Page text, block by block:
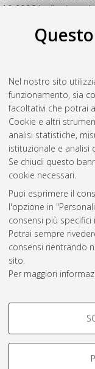
Nel nostro sito
funzionamento, sia
facoltativi che potrai
Cookie e altri
analisi statistiche,
istituzionale e
Se chiudi questo
cookie necessari.
Puoi esprimere il
l'opzione in
consensi più
Potrai sempre
consensi rientrando
sito.
Per maggiori
COOKIE DI
Si tratta di cookie
navigazione degli
10.6092/unibo/
Siino, Antonia
sistemi relazionali.
,
Università di
ricerca sociale, 30
10.6092/unibo/
Questa lista e'
Atom
Rss 1.0
Rss 2.0
ISSN: 2038-7946
Impostazioni
Informativa sulla
Condizioni d’uso